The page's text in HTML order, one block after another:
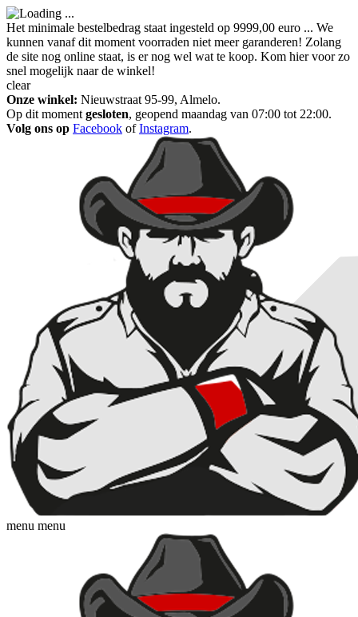
Het minimale bestelbedrag staat ingesteld op 9999,00 euro ... We
kunnen vanaf dit moment voorraden niet meer garanderen! Zolang
de site nog online staat, is er nog wel wat te koop. Kom hier voor zo
snel mogelijk naar de winkel!
clear
Onze winkel: Nieuwstraat 95-99, Almelo.
Op dit moment gesloten, geopend maandag van 07:00 tot 22:00.
Volg ons op Facebook ofInstagram.
menu menu